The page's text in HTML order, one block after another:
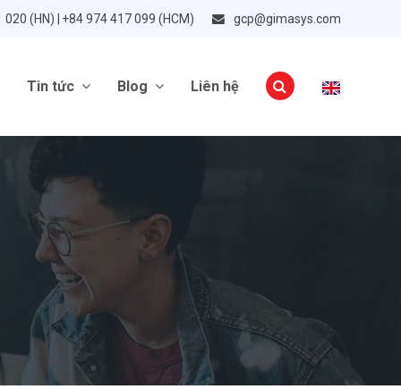
020 (HN) | +84 974 417 099 (HCM) gcp@gimasys.com
Tin tức Blog Liên hệ